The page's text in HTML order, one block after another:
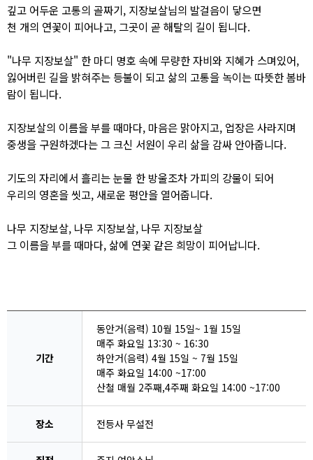
깊고 어두운 고통의 골짜기, 지장보살님의 발걸음이 닿으면
천 개의 연꽃이 피어나고, 그곳이 곧 해탈의 길이 됩니다.
"나무 지장보살" 한 마디 명호 속에 무량한 자비와 지혜가 스며있어,
잃어버린 길을 밝혀주는 등불이 되고 삶의 고통을 녹이는 따뜻한 봄바
람이 됩니다.
지장보살의 이름을 부를 때마다, 마음은 맑아지고, 업장은 사라지며
중생을 구원하겠다는 그 크신 서원이 우리 삶을 감싸 안아줍니다.
기도의 자리에서 흘리는 눈물 한 방울조차 가피의 강물이 되어
우리의 영혼을 씻고, 새로운 평안을 열어줍니다.
나무 지장보살, 나무 지장보살, 나무 지장보살
그 이름을 부를 때마다, 삶에 연꽃 같은 희망이 피어납니다.
기간
동안거(음력) 10월 15일~ 1월 15일
매주 화요일 13:30 ~ 16:30
하안거(음력) 4월 15일 ~ 7월 15일
매주 화요일 14:00 ~17:00
산철 매월 2주째,4주째 화요일 14:00 ~17:00
장소 전등사 무설전